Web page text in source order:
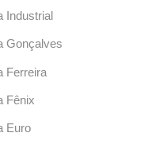
Industrial
Gonçalves
Ferreira
Fênix
Euro